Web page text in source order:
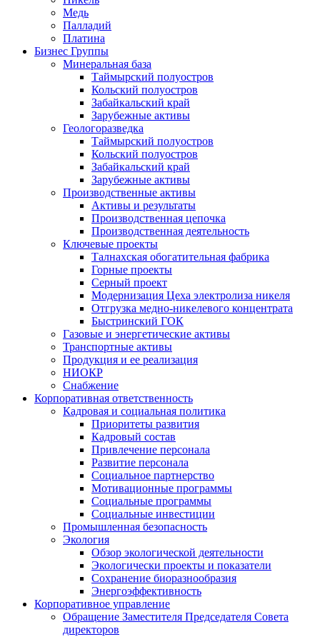
Медь
Палладий
Платина
Бизнес Группы
Минеральная база
Таймырский полуостров
Кольский полуостров
Забайкальский край
Зарубежные активы
Геологоразведка
Таймырский полуостров
Кольский полуостров
Забайкальский край
Зарубежные активы
Производственные активы
Активы и результаты
Производственная цепочка
Производственная деятельность
Ключевые проекты
Талнахская обогатительная фабрика
Горные проекты
Серный проект
Модернизация Цеха электролиза никеля
Отгрузка медно-никелевого концентрата
Быстринский ГОК
Газовые и энергетические активы
Транспортные активы
Продукция и ее реализация
НИОКР
Снабжение
Корпоративная ответственность
Кадровая и социальная политика
Приоритеты развития
Кадровый состав
Привлечение персонала
Развитие персонала
Социальное партнерство
Мотивационные программы
Социальные программы
Социальные инвестиции
Промышленная безопасность
Экология
Обзор экологической деятельности
Экологически проекты и показатели
Сохранение биоразнообразия
Энергоэффективность
Корпоративное управление
Обращение Заместителя Председателя Совета
директоров